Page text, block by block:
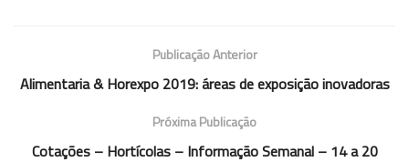
Publicação Anterior
Alimentaria & Horexpo 2019: áreas de exposição inovadoras
Próxima Publicação
Cotações – Hortícolas – Informação Semanal – 14 a 20